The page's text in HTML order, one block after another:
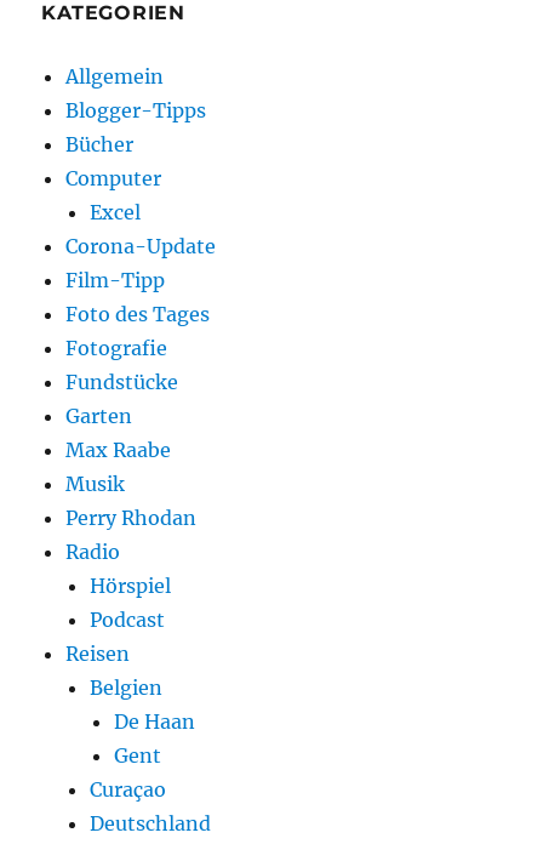
KATEGORIEN
Allgemein
Blogger-Tipps
Bücher
Computer
Excel
Corona-Update
Film-Tipp
Foto des Tages
Fotografie
Fundstücke
Garten
Max Raabe
Musik
Perry Rhodan
Radio
Hörspiel
Podcast
Reisen
Belgien
De Haan
Gent
Curaçao
Deutschland